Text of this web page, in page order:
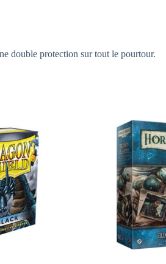
double protection sur tout le pourtour.